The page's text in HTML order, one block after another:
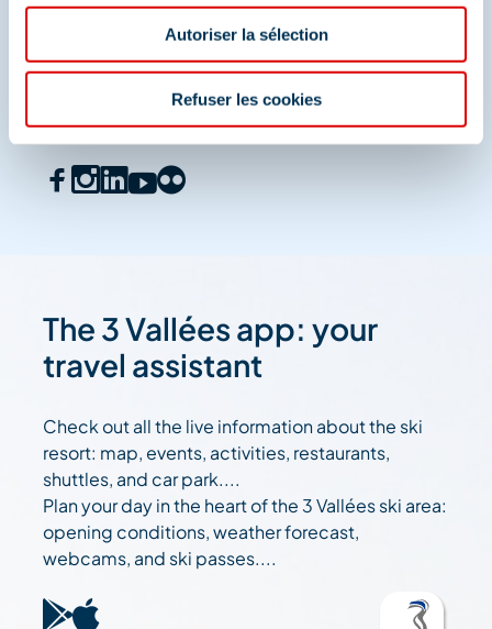
Autoriser la sélection
Refuser les cookies
Share your moments in
Méribel
And join us on social media
The 3 Vallées app: your
travel assistant
Check out all the live information about the ski
resort: map, events, activities, restaurants,
shuttles, and car park....
Plan your day in the heart of the 3 Vallées ski area:
opening conditions, weather forecast,
webcams, and ski passes....